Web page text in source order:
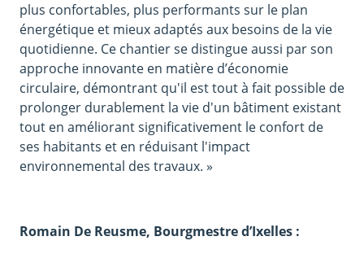
plus confortables, plus performants sur le plan
énergétique et mieux adaptés aux besoins de la vie
quotidienne. Ce chantier se distingue aussi par son
approche innovante en matière d’économie
circulaire, démontrant qu'il est tout à fait possible de
prolonger durablement la vie d'un bâtiment existant
tout en améliorant significativement le confort de
ses habitants et en réduisant l'impact
environnemental des travaux. »
Romain De Reusme, Bourgmestre d’Ixelles :